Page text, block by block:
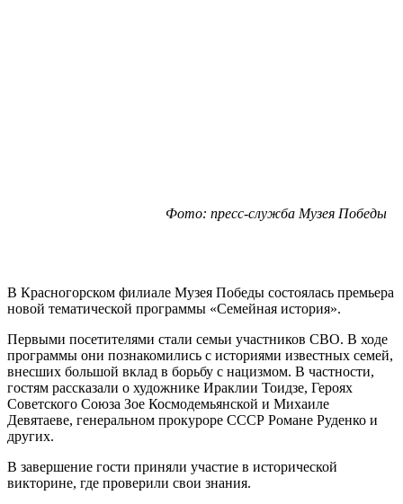
Фото: пресс-служба Музея Победы
В Красногорском филиале Музея Победы состоялась премьера
новой тематической программы «Семейная история».
Первыми посетителями стали семьи участников СВО. В ходе
программы они познакомились с историями известных семей,
внесших большой вклад в борьбу с нацизмом. В частности,
гостям рассказали о художнике Ираклии Тоидзе, Героях
Советского Союза Зое Космодемьянской и Михаиле
Девятаеве, генеральном прокуроре СССР Романе Руденко и
других.
В завершение гости приняли участие в исторической
викторине, где проверили свои знания.